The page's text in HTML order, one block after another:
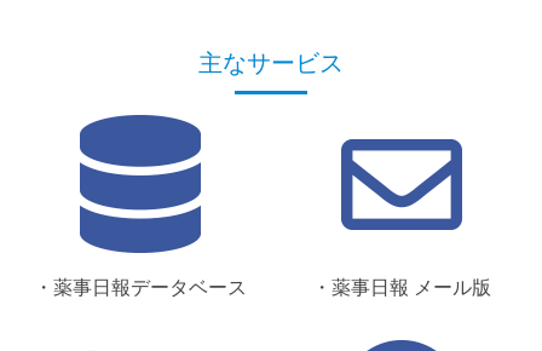
主なサービス
・薬事日報データベース ・薬事日報 メール版